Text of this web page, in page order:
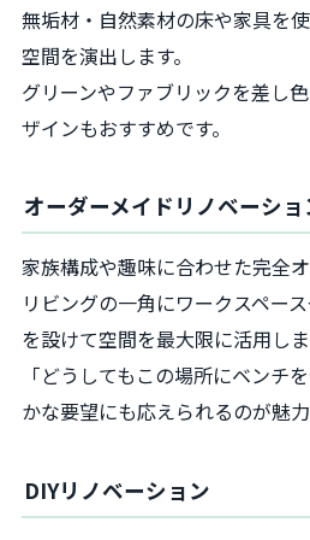
無垢材・自然素材の床や家具を
空間を演出します。
グリーンやファブリックを差し
ザインもおすすめです。
オーダーメイドリノベーショ
家族構成や趣味に合わせた完全オ
リビングの一角にワークスペー
を設けて空間を最大限に活用しま
「どうしてもこの場所にベンチ
かな要望にも応えられるのが魅力
DIYリノベーション